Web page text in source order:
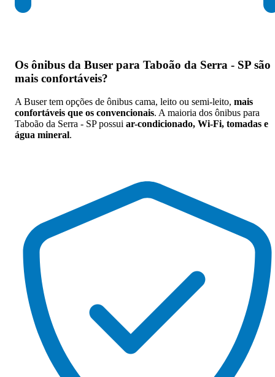
Os ônibus da Buser para Taboão da Serra - SP são
mais confortáveis?
A Buser tem opções de ônibus cama, leito ou semi-leito, mais
confortáveis que os convencionais. A maioria dos ônibus para
Taboão da Serra - SP possui ar-condicionado, Wi-Fi, tomadas e
água mineral.